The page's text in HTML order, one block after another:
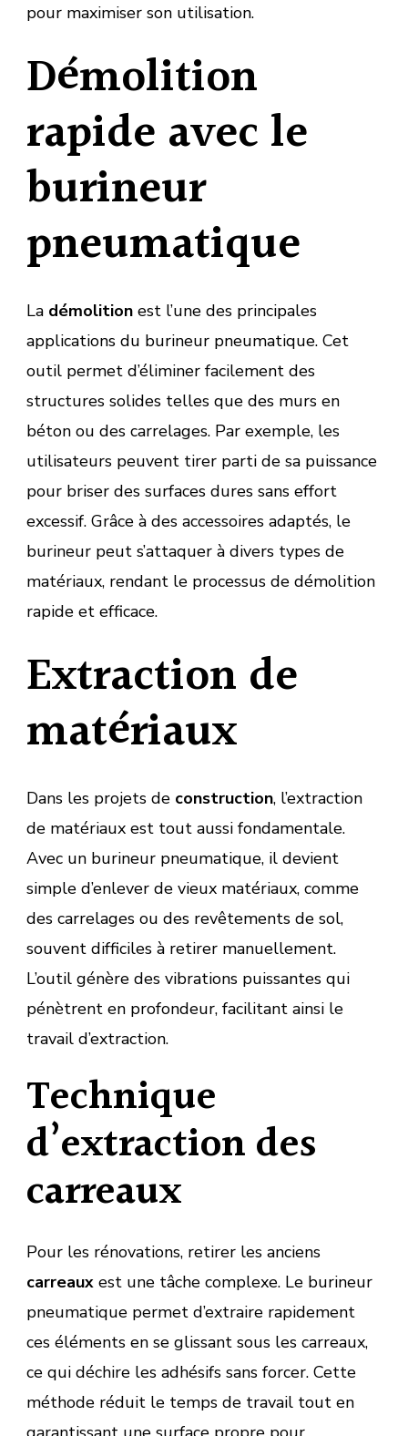
pour maximiser son utilisation.
Démolition
rapide avec le
burineur
pneumatique
La démolition est l’une des principales
applications du burineur pneumatique. Cet
outil permet d’éliminer facilement des
structures solides telles que des murs en
béton ou des carrelages. Par exemple, les
utilisateurs peuvent tirer parti de sa puissance
pour briser des surfaces dures sans effort
excessif. Grâce à des accessoires adaptés, le
burineur peut s’attaquer à divers types de
matériaux, rendant le processus de démolition
rapide et efficace.
Extraction de
matériaux
Dans les projets de construction, l’extraction
de matériaux est tout aussi fondamentale.
Avec un burineur pneumatique, il devient
simple d’enlever de vieux matériaux, comme
des carrelages ou des revêtements de sol,
souvent difficiles à retirer manuellement.
L’outil génère des vibrations puissantes qui
pénètrent en profondeur, facilitant ainsi le
travail d’extraction.
Technique
d’extraction des
carreaux
Pour les rénovations, retirer les anciens
carreaux est une tâche complexe. Le burineur
pneumatique permet d’extraire rapidement
ces éléments en se glissant sous les carreaux,
ce qui déchire les adhésifs sans forcer. Cette
méthode réduit le temps de travail tout en